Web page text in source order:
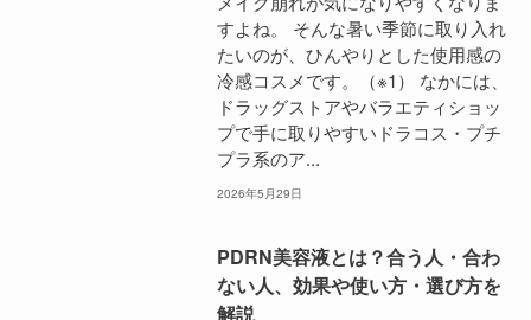
すよね。 そんな暑い季節に取り入れ
たいのが、ひんやりとした使用感の
冷感コスメです。（※1） なかには、
ドラッグストアやバラエティショッ
プで手に取りやすいドラコス・プチ
プラ系のア...
2026年5月29日
PDRN美容液とは？合う人・合わ
ない人、効果や使い方・選び方を
解説